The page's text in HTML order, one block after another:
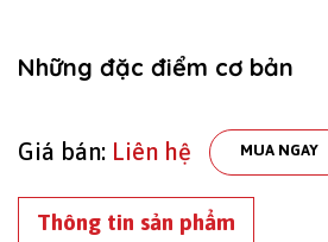
Những đặc điểm cơ bản
Giá bán: Liên hệ MUA NGAY
Thông tin sản phẩm